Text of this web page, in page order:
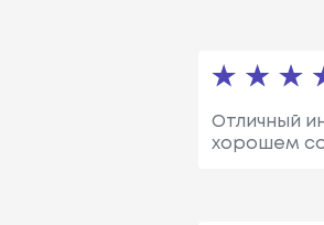
Отличный
хорошем